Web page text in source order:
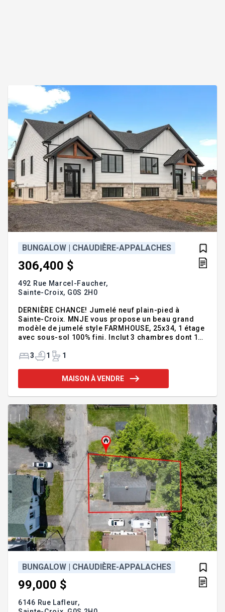
BUNGALOW | CHAUDIÈRE-APPALACHES
306,400 $
492 Rue Marcel-Faucher,
Sainte-Croix, G0S 2H0
DERNIÈRE CHANCE! Jumelé neuf plain-pied à
Sainte-Croix. MNJE vous propose un beau grand
modèle de jumelé style FARMHOUSE, 25x34, 1 étage
avec sous-sol 100% fini. Inclut 3 chambres dont 1
ouvertes, cuisine actuelle AD+ avec grand îlot.
belle finition haut de gamme vous y attend.
PREMIERS ACHETEURS : la TPS pourrait vous être
la TPS pourrait vous être remboursée en totalité
avec l'adoptio
3 1 1
MAISON À VENDRE
BUNGALOW | CHAUDIÈRE-APPALACHES
99,000 $
6146 Rue Lafleur,